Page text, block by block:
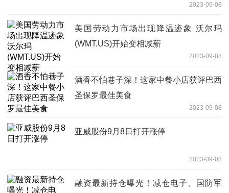
2023-09-08
美国劳动力市场出现降温迹象 沃尔玛
(WMT.US)开始变相减薪
2023-09-08
酒香不怕巷子深！这家中餐小店获评巴西
圣保罗最佳美食
2023-09-08
亚威股份9月8日打开涨停
2023-09-08
融资最新持仓曝光！减仓电子、国防军